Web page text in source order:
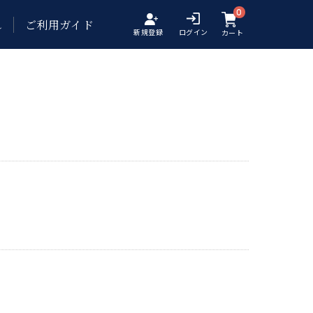
ご利用ガイド 新規登録 ログイン
0
カート